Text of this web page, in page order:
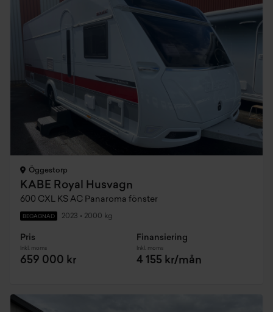
Öggestorp
KABE Royal Husvagn
600 CXL KS AC Panaroma fönster
BEGAGNAD 2023 • 2000 kg
Pris
Inkl. moms
659 000 kr
Finansiering
Inkl. moms
4 155 kr/mån